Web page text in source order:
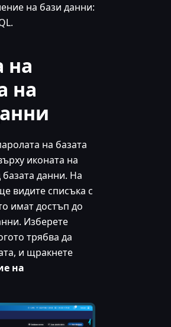
на бази данни:
на
на
на базата
иконата на
данни. На
видите списъка с
имат достъп до
Изберете
трябва да
и щракнете
на